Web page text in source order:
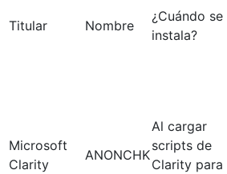
Titular Nombre
¿Cuándo se
instala?
Microsoft
Clarity
ANONCHK
Al cargar
scripts de
Clarity para